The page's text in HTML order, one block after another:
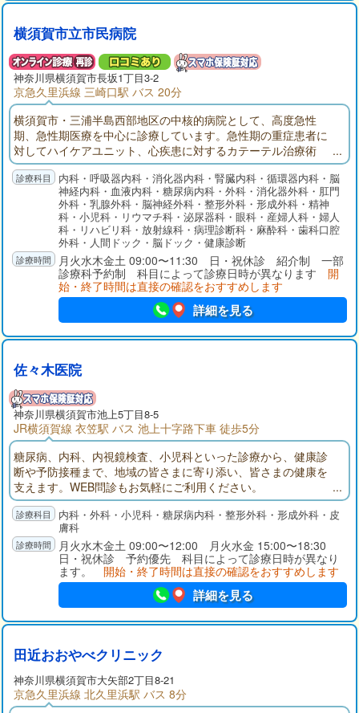
横須賀市立市民病院
神奈川県横須賀市長坂1丁目3-2
京急久里浜線 三崎口駅 バス 20分
横須賀市・三浦半島西部地区の中核的病院として、高度急性
期、急性期医療を中心に診療しています。急性期の重症患者に
対してハイケアユニット、心疾患に対するカテーテル治療術
後、外科系疾患に対する大手術後の重症患者等に的確な対応を
するために特定集中治療室を設置しています。そして、地域包
括ケア病棟も開設し、種々の疾患に対し、地域医療機関と連携
し、二次医療圏内で完結する体制を目指しています。
内科・呼吸器内科・消化器内科・腎臓内科・循環器内科・脳
神経内科・血液内科・糖尿病内科・外科・消化器外科・肛門
外科・乳腺外科・脳神経外科・整形外科・形成外科・精神
科・小児科・リウマチ科・泌尿器科・眼科・産婦人科・婦人
科・リハビリ科・放射線科・病理診断科・麻酔科・歯科口腔
外科・人間ドック・脳ドック・健康診断
月火水木金土 09:00〜11:30 日・祝休診 紹介制 一部
診療科予約制 科目によって診療日時が異なります 開
始・終了時間は直接の確認をおすすめします
詳細を見る
佐々木医院
神奈川県横須賀市池上5丁目8-5
JR横須賀線 衣笠駅 バス 池上十字路下車 徒歩5分
糖尿病、内科、内視鏡検査、小児科といった診療から、健康診
断や予防接種まで、地域の皆さまに寄り添い、皆さまの健康を
支えます。WEB問診もお気軽にご利用ください。
内科・外科・小児科・糖尿病内科・整形外科・形成外科・皮
膚科
月火水木金土 09:00〜12:00 月火水金 15:00〜18:30
日・祝休診 予約優先 科目によって診療日時が異なり
ます。 開始・終了時間は直接の確認をおすすめします
詳細を見る
田近おおやべクリニック
神奈川県横須賀市大矢部2丁目8-21
京急久里浜線 北久里浜駅 バス 8分